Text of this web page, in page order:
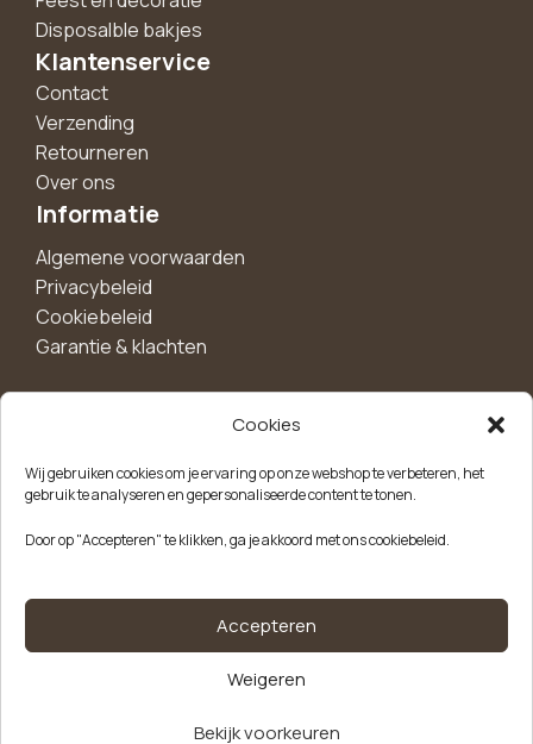
Cookies
Wij gebruiken cookies om je ervaring op onze webshop te verbeteren, het
gebruik te analyseren en gepersonaliseerde content te tonen.
Door op "Accepteren" te klikken, ga je akkoord met ons cookiebeleid.
Accepteren
Weigeren
Bekijk voorkeuren
Disposalble bakjes
Klantenservice
Contact
Verzending
Retourneren
Over ons
Informatie
Algemene voorwaarden
Privacybeleid
Cookiebeleid
Garantie & klachten
korting!
aanbiedingen, nieuwe producten en handige tips.
Kvk-nummer: 85504947Btw-nummer: NL863646165B01